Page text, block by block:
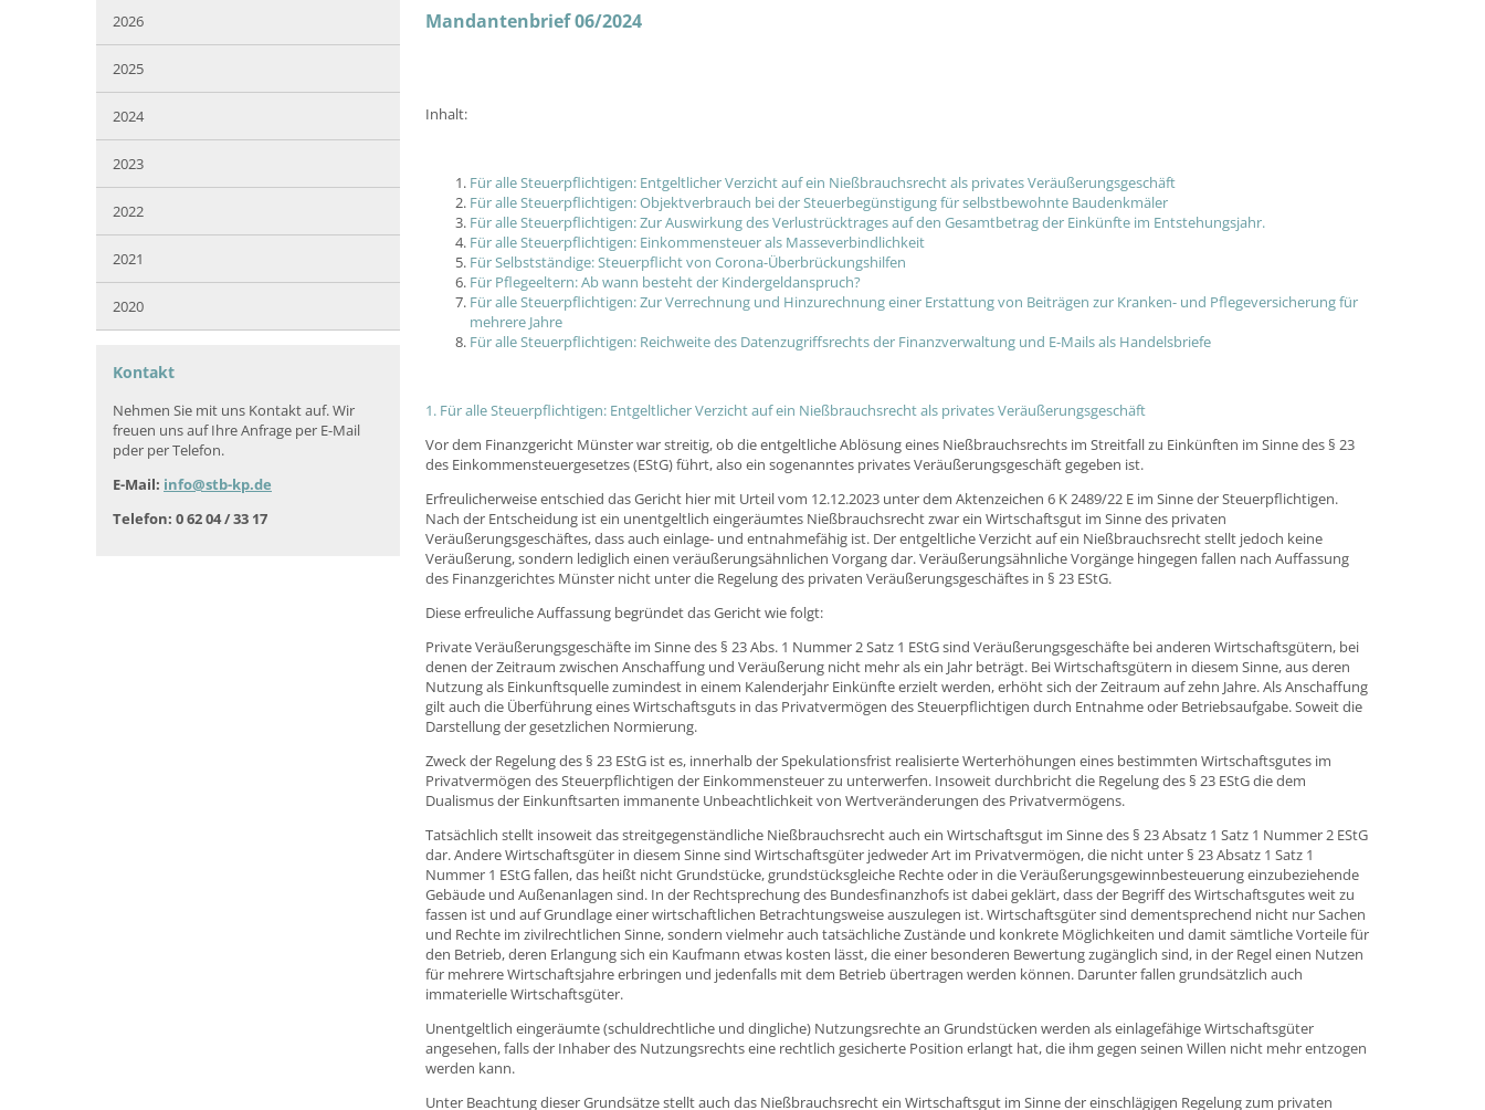
2026
2025
2024
2023
2022
2021
2020
Kontakt
Nehmen Sie mit uns Kontakt auf. Wir
freuen uns auf Ihre Anfrage per E-Mail
pder per Telefon.
E-Mail: info@stb-kp.de
Telefon: 0 62 04 / 33 17
Mandantenbrief 06/2024
Inhalt:
Für alle Steuerpflichtigen: Entgeltlicher Verzicht auf ein Nießbrauchsrecht als privates Veräußerungsgeschäft
Für alle Steuerpflichtigen: Objektverbrauch bei der Steuerbegünstigung für selbstbewohnte Baudenkmäler
Für alle Steuerpflichtigen: Zur Auswirkung des Verlustrücktrages auf den Gesamtbetrag der Einkünfte im Entstehungsjahr.
Für alle Steuerpflichtigen: Einkommensteuer als Masseverbindlichkeit
Für Selbstständige: Steuerpflicht von Corona-Überbrückungshilfen
Für Pflegeeltern: Ab wann besteht der Kindergeldanspruch?
Für alle Steuerpflichtigen: Zur Verrechnung und Hinzurechnung einer Erstattung von Beiträgen zur Kranken- und Pflegeversicherung für
mehrere Jahre
Für alle Steuerpflichtigen: Reichweite des Datenzugriffsrechts der Finanzverwaltung und E-Mails als Handelsbriefe
1. Für alle Steuerpflichtigen: Entgeltlicher Verzicht auf ein Nießbrauchsrecht als privates Veräußerungsgeschäft
Vor dem Finanzgericht Münster war streitig, ob die entgeltliche Ablösung eines Nießbrauchsrechts im Streitfall zu Einkünften im Sinne des § 23
des Einkommensteuergesetzes (EStG) führt, also ein sogenanntes privates Veräußerungsgeschäft gegeben ist.
Erfreulicherweise entschied das Gericht hier mit Urteil vom 12.12.2023 unter dem Aktenzeichen 6 K 2489/22 E im Sinne der Steuerpflichtigen.
Nach der Entscheidung ist ein unentgeltlich eingeräumtes Nießbrauchsrecht zwar ein Wirtschaftsgut im Sinne des privaten
Veräußerungsgeschäftes, dass auch einlage- und entnahmefähig ist. Der entgeltliche Verzicht auf ein Nießbrauchsrecht stellt jedoch keine
Veräußerung, sondern lediglich einen veräußerungsähnlichen Vorgang dar. Veräußerungsähnliche Vorgänge hingegen fallen nach Auffassung
des Finanzgerichtes Münster nicht unter die Regelung des privaten Veräußerungsgeschäftes in § 23 EStG.
Diese erfreuliche Auffassung begründet das Gericht wie folgt:
Private Veräußerungsgeschäfte im Sinne des § 23 Abs. 1 Nummer 2 Satz 1 EStG sind Veräußerungsgeschäfte bei anderen Wirtschaftsgütern, bei
denen der Zeitraum zwischen Anschaffung und Veräußerung nicht mehr als ein Jahr beträgt. Bei Wirtschaftsgütern in diesem Sinne, aus deren
Nutzung als Einkunftsquelle zumindest in einem Kalenderjahr Einkünfte erzielt werden, erhöht sich der Zeitraum auf zehn Jahre. Als Anschaffung
gilt auch die Überführung eines Wirtschaftsguts in das Privatvermögen des Steuerpflichtigen durch Entnahme oder Betriebsaufgabe. Soweit die
Darstellung der gesetzlichen Normierung.
Zweck der Regelung des § 23 EStG ist es, innerhalb der Spekulationsfrist realisierte Werterhöhungen eines bestimmten Wirtschaftsgutes im
Privatvermögen des Steuerpflichtigen der Einkommensteuer zu unterwerfen. Insoweit durchbricht die Regelung des § 23 EStG die dem
Dualismus der Einkunftsarten immanente Unbeachtlichkeit von Wertveränderungen des Privatvermögens.
Tatsächlich stellt insoweit das streitgegenständliche Nießbrauchsrecht auch ein Wirtschaftsgut im Sinne des § 23 Absatz 1 Satz 1 Nummer 2 EStG
dar. Andere Wirtschaftsgüter in diesem Sinne sind Wirtschaftsgüter jedweder Art im Privatvermögen, die nicht unter § 23 Absatz 1 Satz 1
Nummer 1 EStG fallen, das heißt nicht Grundstücke, grundstücksgleiche Rechte oder in die Veräußerungsgewinnbesteuerung einzubeziehende
Gebäude und Außenanlagen sind. In der Rechtsprechung des Bundesfinanzhofs ist dabei geklärt, dass der Begriff des Wirtschaftsgutes weit zu
fassen ist und auf Grundlage einer wirtschaftlichen Betrachtungsweise auszulegen ist. Wirtschaftsgüter sind dementsprechend nicht nur Sachen
und Rechte im zivilrechtlichen Sinne, sondern vielmehr auch tatsächliche Zustände und konkrete Möglichkeiten und damit sämtliche Vorteile für
den Betrieb, deren Erlangung sich ein Kaufmann etwas kosten lässt, die einer besonderen Bewertung zugänglich sind, in der Regel einen Nutzen
für mehrere Wirtschaftsjahre erbringen und jedenfalls mit dem Betrieb übertragen werden können. Darunter fallen grundsätzlich auch
immaterielle Wirtschaftsgüter.
Unentgeltlich eingeräumte (schuldrechtliche und dingliche) Nutzungsrechte an Grundstücken werden als einlagefähige Wirtschaftsgüter
angesehen, falls der Inhaber des Nutzungsrechts eine rechtlich gesicherte Position erlangt hat, die ihm gegen seinen Willen nicht mehr entzogen
werden kann.
Unter Beachtung dieser Grundsätze stellt auch das Nießbrauchsrecht ein Wirtschaftsgut im Sinne der einschlägigen Regelung zum privaten